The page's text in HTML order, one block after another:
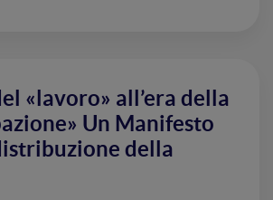
«lavoro» all’era della
Un Manifesto
della